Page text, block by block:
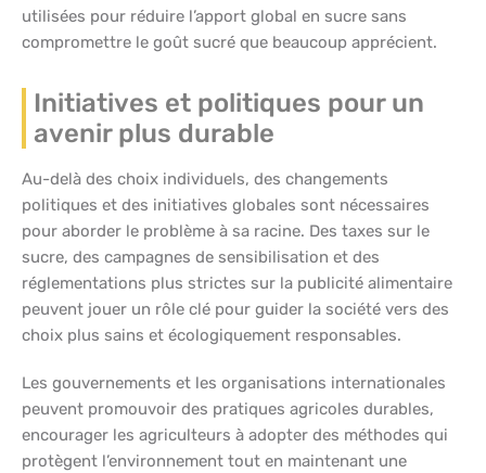
utilisées pour réduire l’apport global en sucre sans
compromettre le goût sucré que beaucoup apprécient.
Initiatives et politiques pour un
avenir plus durable
Au-delà des choix individuels, des changements
politiques et des initiatives globales sont nécessaires
pour aborder le problème à sa racine. Des taxes sur le
sucre, des campagnes de sensibilisation et des
réglementations plus strictes sur la publicité alimentaire
peuvent jouer un rôle clé pour guider la société vers des
choix plus sains et écologiquement responsables.
Les gouvernements et les organisations internationales
peuvent promouvoir des pratiques agricoles durables,
encourager les agriculteurs à adopter des méthodes qui
protègent l’environnement tout en maintenant une